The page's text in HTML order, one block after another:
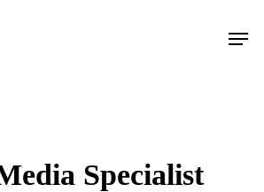
Menu
Specialist